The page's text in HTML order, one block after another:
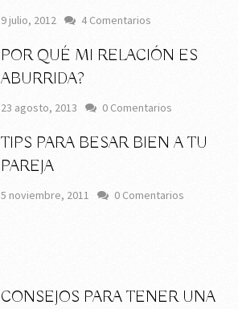
9 julio, 2012 4 Comentarios
POR QUÉ MI RELACIÓN ES
ABURRIDA?
23 agosto, 2013 0 Comentarios
TIPS PARA BESAR BIEN A TU
PAREJA
5 noviembre, 2011 0 Comentarios
CONSEJOS PARA TENER UNA